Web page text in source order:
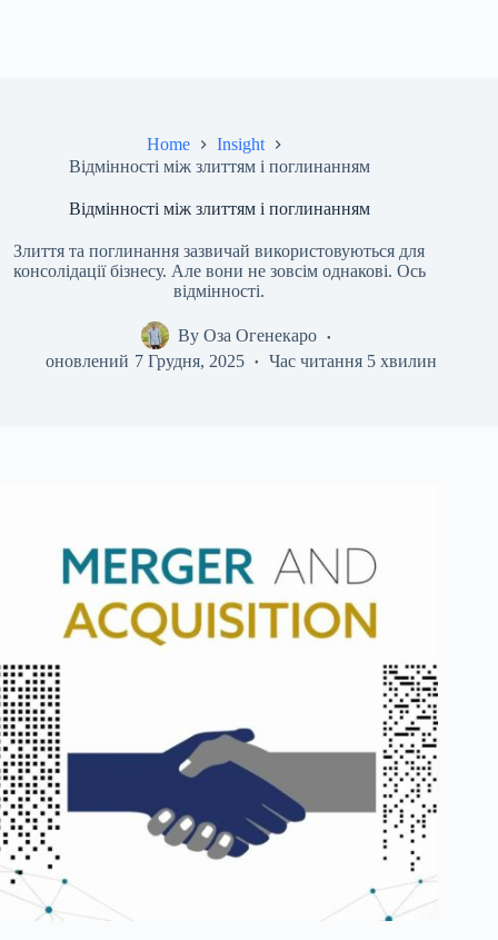
Home
Insight
Відмінності між злиттям і поглинанням
Відмінності між злиттям і поглинанням
Злиття та поглинання зазвичай використовуються для
консолідації бізнесу. Але вони не зовсім однакові. Ось
відмінності.
By Оза Огенекаро
оновлений 7 Грудня, 2025 Час читання 5 хвилин